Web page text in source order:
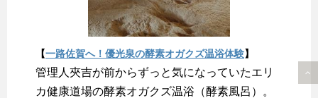
【一路佐賀へ！優光泉の酵素オガクズ温浴体験】
管理人夾吉が前からずっと気になっていたエリ
カ健康道場の酵素オガクズ温浴（酵素風呂）。